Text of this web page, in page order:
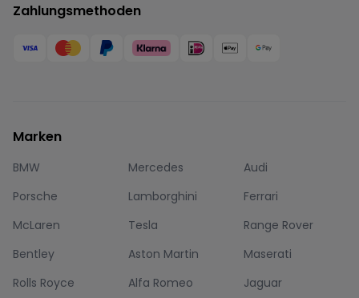
Zahlungsmethoden
Marken
BMW Mercedes
Audi
Porsche
Lamborghini
Ferrari
McLaren
Tesla
Range Rover
Bentley
Aston Martin
Maserati
Rolls Royce
Alfa Romeo
Jaguar